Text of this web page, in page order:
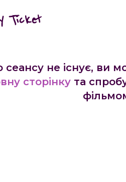
Ticket
сеансу не існує, ви
сторінку та